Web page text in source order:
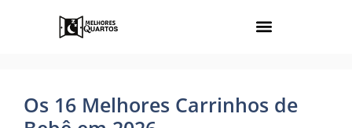
Os 16 Melhores Carrinhos de